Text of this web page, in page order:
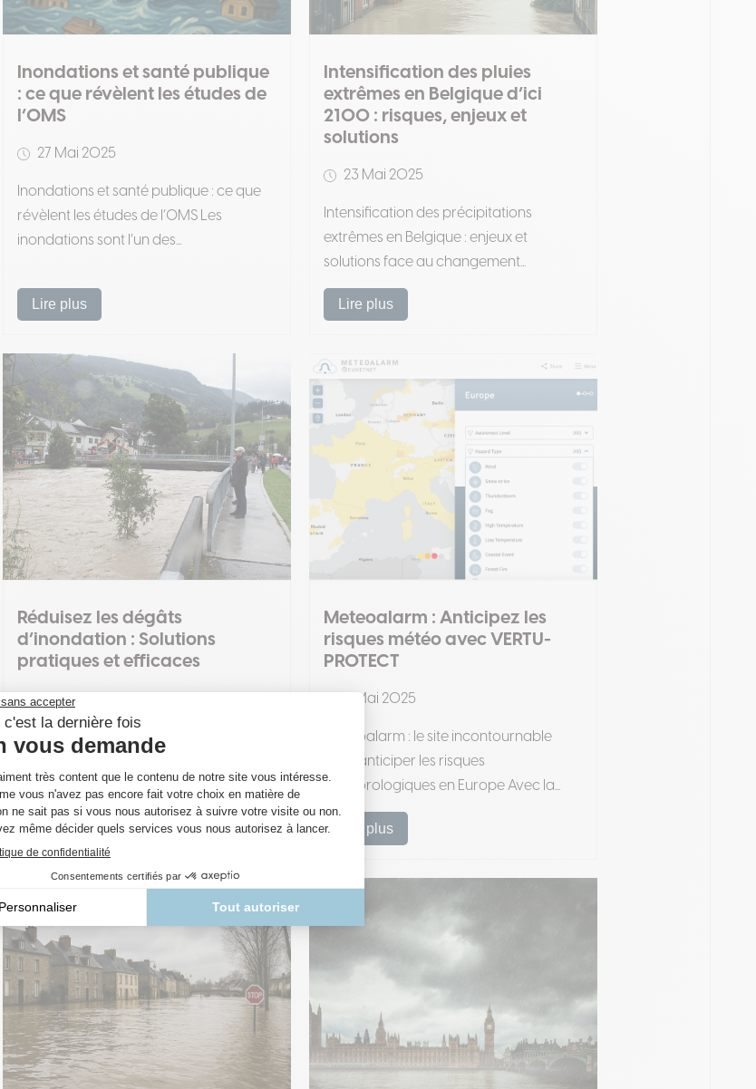
Inondations et santé publique
: ce que révèlent les études de
l’OMS
27 Mai 2025
Inondations et santé publique : ce que
révèlent les études de l’OMS Les
inondations sont l’un des...
Lire plus
Intensification des pluies
extrêmes en Belgique d’ici
2100 : risques, enjeux et
solutions
23 Mai 2025
Intensification des précipitations
extrêmes en Belgique : enjeux et
solutions face au changement...
Lire plus
Réduisez les dégâts
d’inondation : Solutions
pratiques et efficaces
19 Mai 2025
Découvrez les principales causes des
pour réduire les dégâts...
Lire plus
Meteoalarm : Anticipez les
risques météo avec VERTU-
PROTECT
3 Mai 2025
Meteoalarm : le site incontournable
pour anticiper les risques
météorologiques en Europe Avec la...
Lire plus